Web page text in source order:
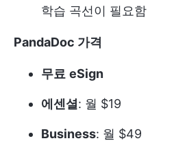
학습 곡선이 필요함
PandaDoc 가격
무료 eSign
에센셜: 월 $19
Business: 월 $49